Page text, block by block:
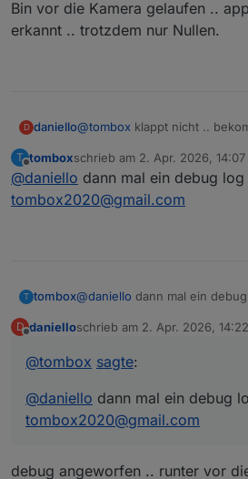
Bin vor die Kamera gelaufen ..
erkannt .. trotzdem nur Nullen.
D daniello@tombox klappt nicht ..
erkannt .. trotzdem nur Nullen.
T
Offline
tomboxschrieb am 2. Apr. 2026, 14:07
zuletzt editiert von
@daniello dann mal ein debug
tombox2020@gmail.com
T tombox@daniello dann mal ein
D danielloschrieb am 2. Apr. 2026, 14:22
zuletzt editiert von
@tombox sagte:
@daniello dann mal ein debug
tombox2020@gmail.com
debug angeworfen .. runter vor